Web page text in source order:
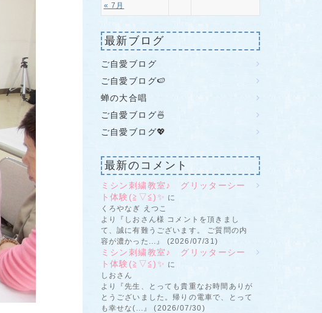
« 7月
最新ブログ
ご自愛ブログ
ご自愛ブログ🍉
蝉の大合唱
ご自愛ブログ🍜
ご自愛ブログ💖
最新のコメント
ミシン刺繍教室♪ グリッターシー
ト体験(≧▽≦)✨ に
くろやなぎ えつこ
より『しおさん様 コメントを頂きまし
て、誠に有難うございます。 ご質問の内
容が濃かった...』 (2026/07/31)
ミシン刺繍教室♪ グリッターシー
ト体験(≧▽≦)✨ に
しおさん
より『先生、とっても貴重なお時間ありが
とうございました。帰りの電車で、とって
も幸せな(...』 (2026/07/30)